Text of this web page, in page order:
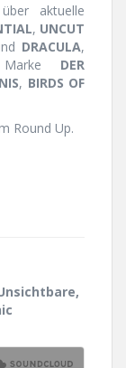
aktuelle
, UNCUT
DRACULA,
DER
, BIRDS OF
Round Up.